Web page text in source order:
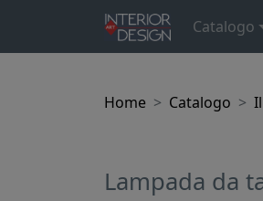
Catalogo
Home Catalogo
Lampada da